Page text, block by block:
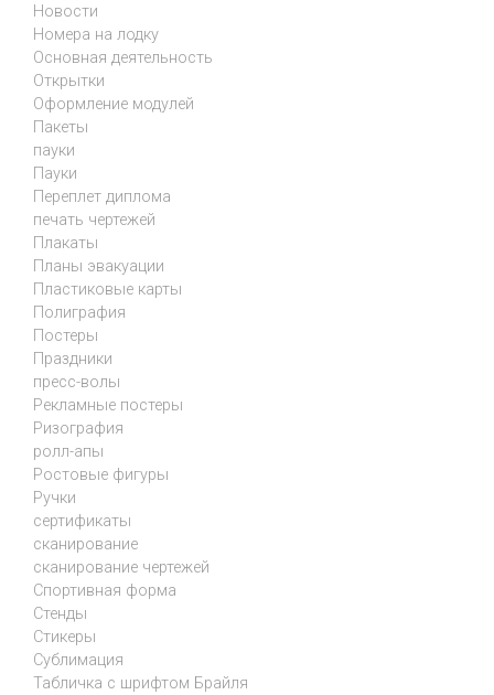
Новости
Номера на лодку
Основная деятельность
Открытки
Оформление модулей
Пакеты
пауки
Пауки
Переплет диплома
печать чертежей
Плакаты
Планы эвакуации
Пластиковые карты
Полиграфия
Постеры
Праздники
пресс-волы
Рекламные постеры
Ризография
ролл-апы
Ростовые фигуры
Ручки
сертификаты
сканирование
сканирование чертежей
Спортивная форма
Стенды
Стикеры
Сублимация
Табличка с шрифтом Брайля